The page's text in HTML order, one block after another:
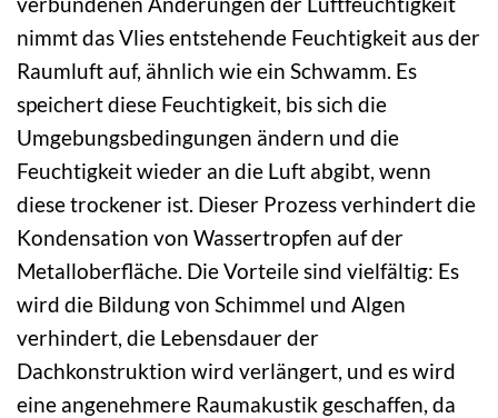
nimmt das Vlies entstehende Feuchtigkeit aus der
Raumluft auf, ähnlich wie ein Schwamm. Es
speichert diese Feuchtigkeit, bis sich die
Umgebungsbedingungen ändern und die
Feuchtigkeit wieder an die Luft abgibt, wenn
diese trockener ist. Dieser Prozess verhindert die
Kondensation von Wassertropfen auf der
Metalloberfläche. Die Vorteile sind vielfältig: Es
wird die Bildung von Schimmel und Algen
verhindert, die Lebensdauer der
Dachkonstruktion wird verlängert, und es wird
eine angenehmere Raumakustik geschaffen, da